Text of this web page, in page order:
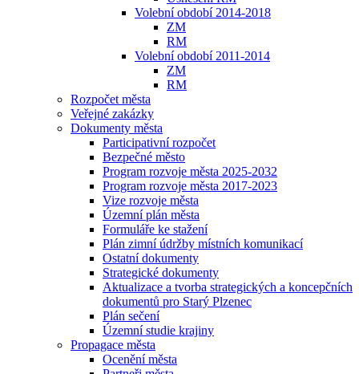
Volební období 2014-2018
ZM
RM
Volební období 2011-2014
ZM
RM
Rozpočet města
Veřejné zakázky
Dokumenty města
Participativní rozpočet
Bezpečné město
Program rozvoje města 2025-2032
Program rozvoje města 2017-2023
Vize rozvoje města
Územní plán města
Formuláře ke stažení
Plán zimní údržby místních komunikací
Ostatní dokumenty
Strategické dokumenty
Aktualizace a tvorba strategických a koncepčních
dokumentů pro Starý Plzenec
Plán sečení
Územní studie krajiny
Propagace města
Ocenění města